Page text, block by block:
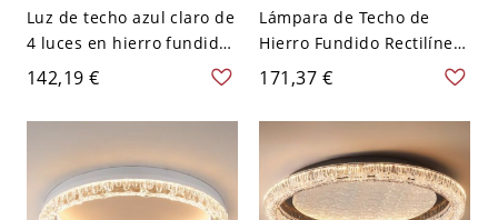
Luz de techo azul claro de
4 luces en hierro fundido,
luz fría, montaje expuesto
poligonal, cableado, 110V-
120V, 20"
142,19 €
Lámpara de Techo de
Hierro Fundido Rectilínea
1 Luz Pantalla Acrílica
para Dormitorio LED
Empotrada, 110V-120V,
12", Tres Niveles (Luz
Cálida/Blanca/Neutra
Regulable)
171,37 €